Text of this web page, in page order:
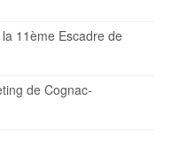
11ème Escadre de
de Cognac-